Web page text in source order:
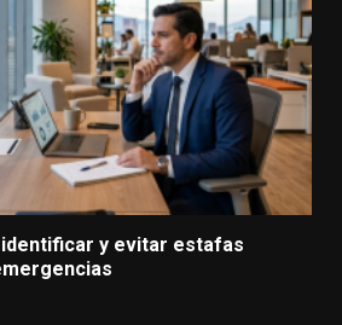
identificar y evitar estafas